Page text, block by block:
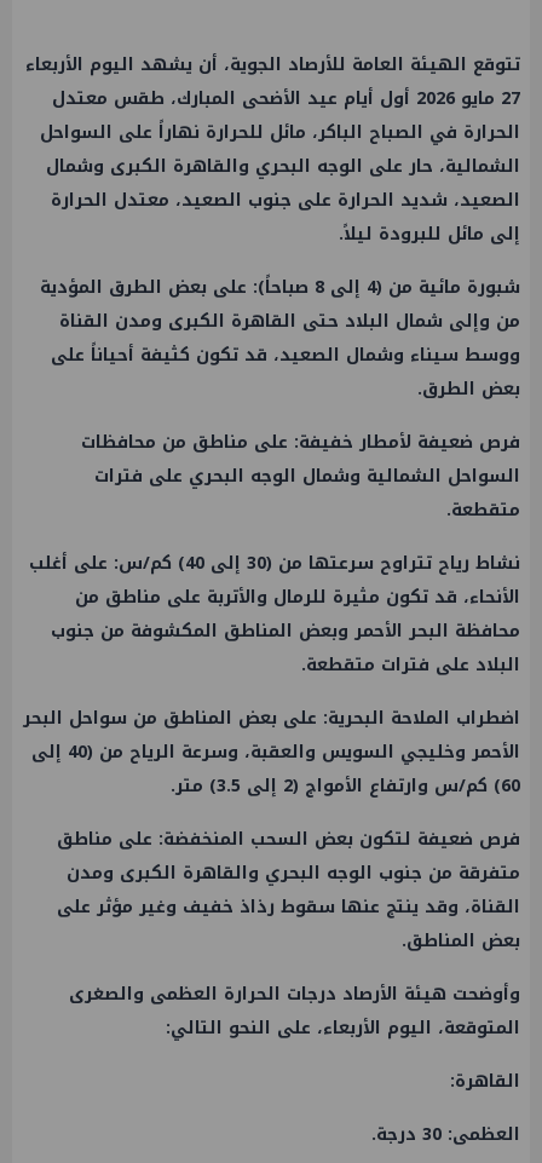
تتوقع الهيئة العامة للأرصاد الجوية، أن يشهد اليوم الأربعاء
27 مايو 2026 أول أيام عيد الأضحى المبارك، طقس معتدل
الحرارة في الصباح الباكر، مائل للحرارة نهاراً على السواحل
الشمالية، حار على الوجه البحري والقاهرة الكبرى وشمال
الصعيد، شديد الحرارة على جنوب الصعيد، معتدل الحرارة
إلى مائل للبرودة ليلاً.
​شبورة مائية من (4 إلى 8 صباحاً): على بعض الطرق المؤدية
من وإلى شمال البلاد حتى القاهرة الكبرى ومدن القناة
ووسط سيناء وشمال الصعيد، قد تكون كثيفة أحياناً على
بعض الطرق.
​فرص ضعيفة لأمطار خفيفة: على مناطق من محافظات
السواحل الشمالية وشمال الوجه البحري على فترات
متقطعة.
​نشاط رياح تتراوح سرعتها من (30 إلى 40) كم/س: على أغلب
الأنحاء، قد تكون مثيرة للرمال والأتربة على مناطق من
محافظة البحر الأحمر وبعض المناطق المكشوفة من جنوب
البلاد على فترات متقطعة.
​اضطراب الملاحة البحرية: على بعض المناطق من سواحل البحر
الأحمر وخليجي السويس والعقبة، وسرعة الرياح من (40 إلى
60) كم/س وارتفاع الأمواج (2 إلى 3.5) متر.
​فرص ضعيفة لتكون بعض السحب المنخفضة: على مناطق
متفرقة من جنوب الوجه البحري والقاهرة الكبرى ومدن
القناة، وقد ينتج عنها سقوط رذاذ خفيف وغير مؤثر على
بعض المناطق.
وأوضحت هيئة الأرصاد درجات الحرارة العظمى والصغرى
المتوقعة، اليوم الأربعاء، على النحو التالي:
​القاهرة:
العظمى: 30 درجة.